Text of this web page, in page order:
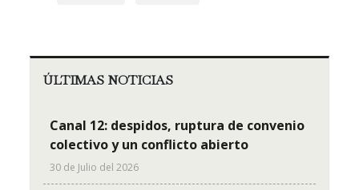
ÚLTIMAS NOTICIAS
Canal 12: despidos, ruptura de convenio
colectivo y un conflicto abierto
30 de Julio del 2026